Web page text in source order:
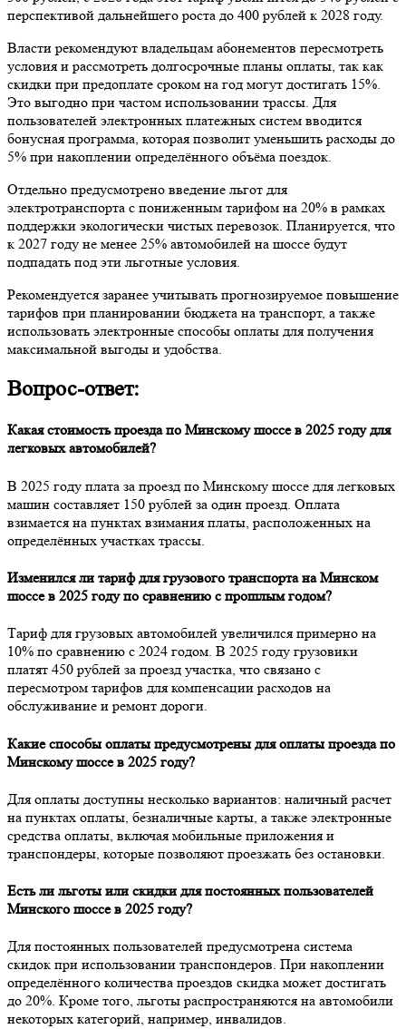
перспективой дальнейшего роста до 400 рублей к 2028 году.
Власти рекомендуют владельцам абонементов пересмотреть
условия и рассмотреть долгосрочные планы оплаты, так как
скидки при предоплате сроком на год могут достигать 15%.
Это выгодно при частом использовании трассы. Для
пользователей электронных платежных систем вводится
бонусная программа, которая позволит уменьшить расходы до
5% при накоплении определённого объёма поездок.
Отдельно предусмотрено введение льгот для
электротранспорта с пониженным тарифом на 20% в рамках
поддержки экологически чистых перевозок. Планируется, что
к 2027 году не менее 25% автомобилей на шоссе будут
подпадать под эти льготные условия.
Рекомендуется заранее учитывать прогнозируемое повышение
тарифов при планировании бюджета на транспорт, а также
использовать электронные способы оплаты для получения
максимальной выгоды и удобства.
Вопрос-ответ:
Какая стоимость проезда по Минскому шоссе в 2025 году для
легковых автомобилей?
В 2025 году плата за проезд по Минскому шоссе для легковых
машин составляет 150 рублей за один проезд. Оплата
взимается на пунктах взимания платы, расположенных на
определённых участках трассы.
Изменился ли тариф для грузового транспорта на Минском
шоссе в 2025 году по сравнению с прошлым годом?
Тариф для грузовых автомобилей увеличился примерно на
10% по сравнению с 2024 годом. В 2025 году грузовики
платят 450 рублей за проезд участка, что связано с
пересмотром тарифов для компенсации расходов на
обслуживание и ремонт дороги.
Какие способы оплаты предусмотрены для оплаты проезда по
Минскому шоссе в 2025 году?
Для оплаты доступны несколько вариантов: наличный расчет
на пунктах оплаты, безналичные карты, а также электронные
средства оплаты, включая мобильные приложения и
транспондеры, которые позволяют проезжать без остановки.
Есть ли льготы или скидки для постоянных пользователей
Минского шоссе в 2025 году?
Для постоянных пользователей предусмотрена система
скидок при использовании транспондеров. При накоплении
определённого количества проездов скидка может достигать
до 20%. Кроме того, льготы распространяются на автомобили
некоторых категорий, например, инвалидов.